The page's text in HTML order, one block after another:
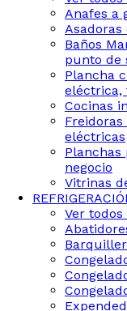
Anafes a
Asadoras
Baños
punto de
Plancha
eléctrica,
Cocinas
eléctricas
negocio
Vitrinas
Ver